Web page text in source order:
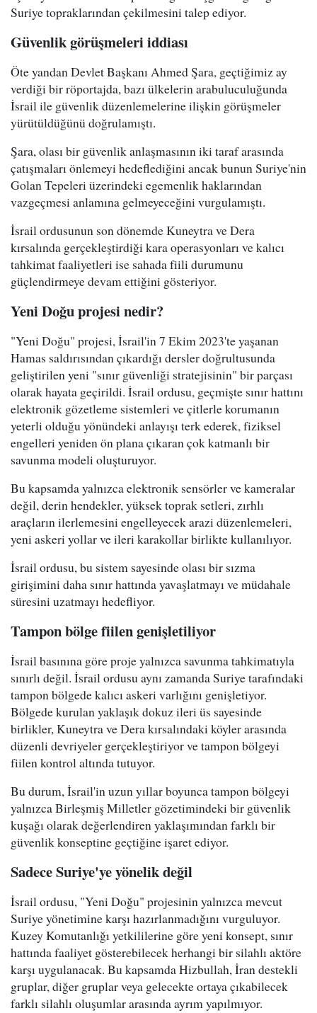
Suriye topraklarından çekilmesini talep ediyor.
Güvenlik görüşmeleri iddiası
Öte yandan Devlet Başkanı Ahmed Şara, geçtiğimiz ay
verdiği bir röportajda, bazı ülkelerin arabuluculuğunda
İsrail ile güvenlik düzenlemelerine ilişkin görüşmeler
yürütüldüğünü doğrulamıştı.
Şara, olası bir güvenlik anlaşmasının iki taraf arasında
çatışmaları önlemeyi hedeflediğini ancak bunun Suriye'nin
Golan Tepeleri üzerindeki egemenlik haklarından
vazgeçmesi anlamına gelmeyeceğini vurgulamıştı.
İsrail ordusunun son dönemde Kuneytra ve Dera
kırsalında gerçekleştirdiği kara operasyonları ve kalıcı
tahkimat faaliyetleri ise sahada fiili durumunu
güçlendirmeye devam ettiğini gösteriyor.
Yeni Doğu projesi nedir?
"Yeni Doğu" projesi, İsrail'in 7 Ekim 2023'te yaşanan
Hamas saldırısından çıkardığı dersler doğrultusunda
geliştirilen yeni "sınır güvenliği stratejisinin" bir parçası
olarak hayata geçirildi. İsrail ordusu, geçmişte sınır hattını
elektronik gözetleme sistemleri ve çitlerle korumanın
yeterli olduğu yönündeki anlayışı terk ederek, fiziksel
engelleri yeniden ön plana çıkaran çok katmanlı bir
savunma modeli oluşturuyor.
Bu kapsamda yalnızca elektronik sensörler ve kameralar
değil, derin hendekler, yüksek toprak setleri, zırhlı
araçların ilerlemesini engelleyecek arazi düzenlemeleri,
yeni askeri yollar ve ileri karakollar birlikte kullanılıyor.
İsrail ordusu, bu sistem sayesinde olası bir sızma
girişimini daha sınır hattında yavaşlatmayı ve müdahale
süresini uzatmayı hedefliyor.
Tampon bölge fiilen genişletiliyor
İsrail basınına göre proje yalnızca savunma tahkimatıyla
sınırlı değil. İsrail ordusu aynı zamanda Suriye tarafındaki
tampon bölgede kalıcı askeri varlığını genişletiyor.
Bölgede kurulan yaklaşık dokuz ileri üs sayesinde
birlikler, Kuneytra ve Dera kırsalındaki köyler arasında
düzenli devriyeler gerçekleştiriyor ve tampon bölgeyi
fiilen kontrol altında tutuyor.
Bu durum, İsrail'in uzun yıllar boyunca tampon bölgeyi
yalnızca Birleşmiş Milletler gözetimindeki bir güvenlik
kuşağı olarak değerlendiren yaklaşımından farklı bir
güvenlik konseptine geçtiğine işaret ediyor.
Sadece Suriye'ye yönelik değil
İsrail ordusu, "Yeni Doğu" projesinin yalnızca mevcut
Suriye yönetimine karşı hazırlanmadığını vurguluyor.
Kuzey Komutanlığı yetkililerine göre yeni konsept, sınır
hattında faaliyet gösterebilecek herhangi bir silahlı aktöre
karşı uygulanacak. Bu kapsamda Hizbullah, İran destekli
gruplar, diğer gruplar veya gelecekte ortaya çıkabilecek
farklı silahlı oluşumlar arasında ayrım yapılmıyor.